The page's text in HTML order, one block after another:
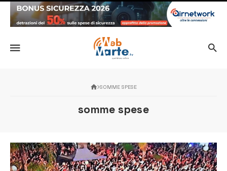
SOMME SPESE
somme spese